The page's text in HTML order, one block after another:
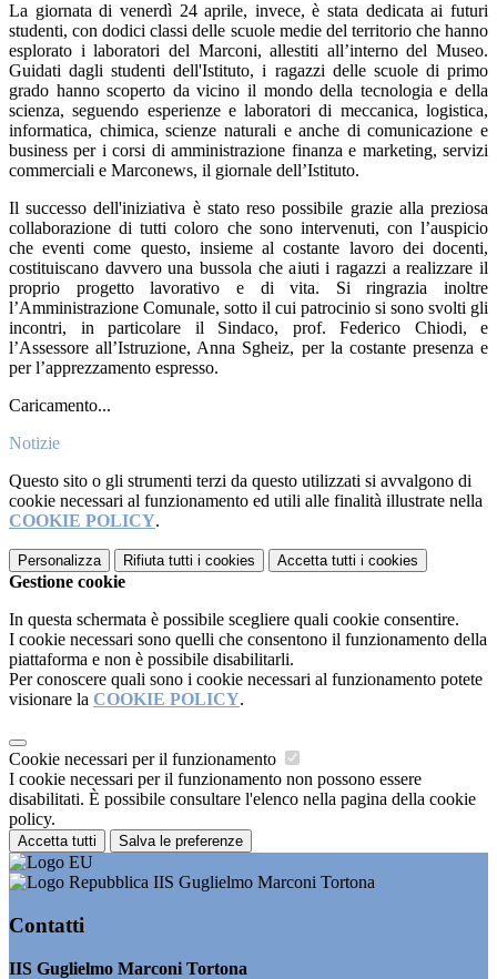
La giornata di venerdì 24 aprile, invece, è stata dedicata ai futuri
studenti, con dodici classi delle scuole medie del territorio che hanno
esplorato i laboratori del Marconi, allestiti all’interno del Museo.
Guidati dagli studenti dell'Istituto, i ragazzi delle scuole di primo
grado hanno scoperto da vicino il mondo della tecnologia e della
scienza, seguendo esperienze e laboratori di meccanica, logistica,
informatica, chimica, scienze naturali e anche di comunicazione e
business per i corsi di amministrazione finanza e marketing, servizi
commerciali e Marconews, il giornale dell’Istituto.
Il successo dell'iniziativa è stato reso possibile grazie alla preziosa
collaborazione di tutti coloro che sono intervenuti, con l’auspicio
che eventi come questo, insieme al costante lavoro dei docenti,
costituiscano davvero una bussola che aiuti i ragazzi a realizzare il
proprio progetto lavorativo e di vita. Si ringrazia inoltre
l’Amministrazione Comunale, sotto il cui patrocinio si sono svolti gli
incontri, in particolare il Sindaco, prof. Federico Chiodi, e
l’Assessore all’Istruzione, Anna Sgheiz, per la costante presenza e
per l’apprezzamento espresso.
Caricamento...
Notizie
Questo sito o gli strumenti terzi da questo utilizzati si avvalgono di
cookie necessari al funzionamento ed utili alle finalità illustrate nella
COOKIE POLICY.
Personalizza Rifiuta tutti i cookies Accetta tutti i cookies
Gestione cookie
In questa schermata è possibile scegliere quali cookie consentire.
I cookie necessari sono quelli che consentono il funzionamento della
piattaforma e non è possibile disabilitarli.
Per conoscere quali sono i cookie necessari al funzionamento potete
visionare la COOKIE POLICY.
Cookie necessari per il funzionamento
I cookie necessari per il funzionamento non possono essere
disabilitati. È possibile consultare l'elenco nella pagina della cookie
policy.
Accetta tutti Salva le preferenze
IIS Guglielmo Marconi Tortona
Contatti
IIS Guglielmo Marconi Tortona